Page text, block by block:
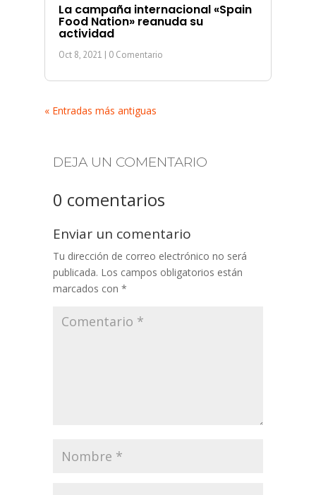
La campaña internacional «Spain
Food Nation» reanuda su
actividad
Oct 8, 2021 | 0 Comentario
« Entradas más antiguas
DEJA UN COMENTARIO
0 comentarios
Enviar un comentario
Tu dirección de correo electrónico no será
publicada. Los campos obligatorios están
marcados con *